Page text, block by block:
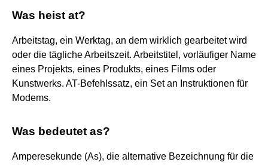
Was heist at?
Arbeitstag, ein Werktag, an dem wirklich gearbeitet wird
oder die tägliche Arbeitszeit. Arbeitstitel, vorläufiger Name
eines Projekts, eines Produkts, eines Films oder
Kunstwerks. AT-Befehlssatz, ein Set an Instruktionen für
Modems.
Was bedeutet as?
Amperesekunde (As), die alternative Bezeichnung für die